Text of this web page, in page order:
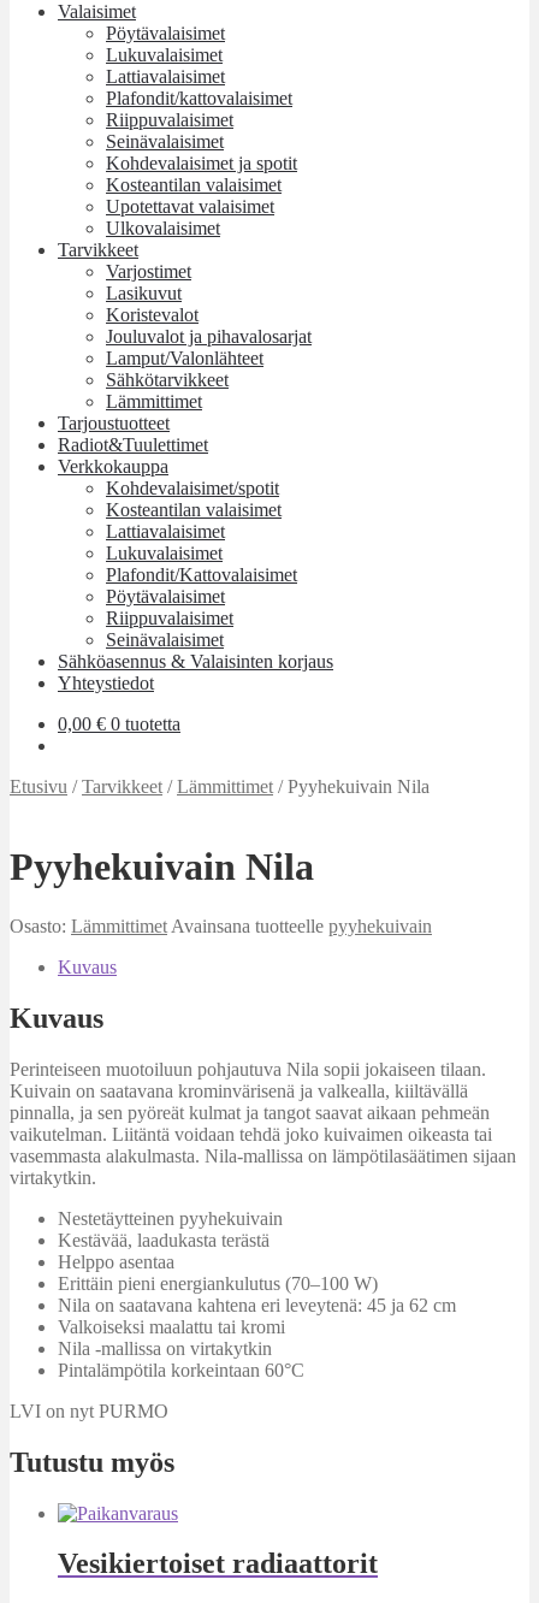
Valaisimet
Pöytävalaisimet
Lukuvalaisimet
Lattiavalaisimet
Plafondit/kattovalaisimet
Riippuvalaisimet
Seinävalaisimet
Kohdevalaisimet ja spotit
Kosteantilan valaisimet
Upotettavat valaisimet
Ulkovalaisimet
Tarvikkeet
Varjostimet
Lasikuvut
Koristevalot
Jouluvalot ja pihavalosarjat
Lamput/Valonlähteet
Sähkötarvikkeet
Lämmittimet
Tarjoustuotteet
Radiot&Tuulettimet
Verkkokauppa
Kohdevalaisimet/spotit
Kosteantilan valaisimet
Lattiavalaisimet
Lukuvalaisimet
Plafondit/Kattovalaisimet
Pöytävalaisimet
Riippuvalaisimet
Seinävalaisimet
Sähköasennus & Valaisinten korjaus
Yhteystiedot
0,00 € 0 tuotetta
Etusivu /Tarvikkeet /Lämmittimet /Pyyhekuivain Nila
Pyyhekuivain Nila
Osasto: Lämmittimet Avainsana tuotteelle pyyhekuivain
Kuvaus
Kuvaus
Perinteiseen muotoiluun pohjautuva Nila sopii jokaiseen tilaan.
Kuivain on saatavana krominvärisenä ja valkealla, kiiltävällä
pinnalla, ja sen pyöreät kulmat ja tangot saavat aikaan pehmeän
vaikutelman. Liitäntä voidaan tehdä joko kuivaimen oikeasta tai
vasemmasta alakulmasta. Nila-mallissa on lämpötilasäätimen sijaan
virtakytkin.
Nestetäytteinen pyyhekuivain
Kestävää, laadukasta terästä
Helppo asentaa
Erittäin pieni energiankulutus (70–100 W)
Nila on saatavana kahtena eri leveytenä: 45 ja 62 cm
Valkoiseksi maalattu tai kromi
Nila -mallissa on virtakytkin
Pintalämpötila korkeintaan 60°C
LVI on nyt PURMO
Tutustu myös
Vesikiertoiset radiaattorit